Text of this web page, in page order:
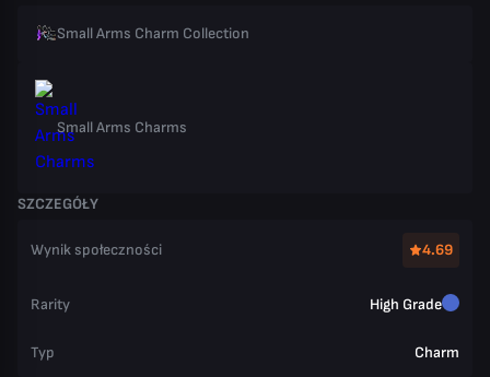
Small Arms Charm Collection
Small Arms Charms
SZCZEGÓŁY
Wynik społeczności 4.69
Rarity High Grade
Typ Charm